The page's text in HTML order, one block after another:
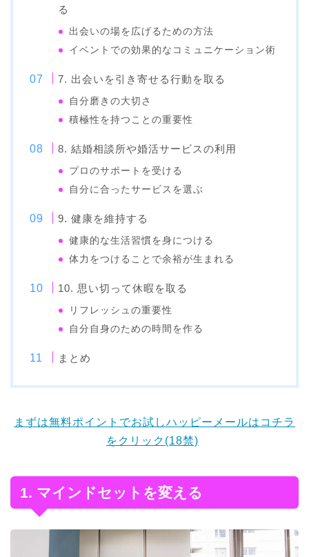
る
出会いの場を広げるための方法
イベントでの効果的なコミュニケーション術
7. 出会いを引き寄せる行動を取る
自分磨きの大切さ
積極性を持つことの重要性
8. 結婚相談所や婚活サービスの利用
プロのサポートを受ける
自分に合ったサービスを選ぶ
9. 健康を維持する
健康的な生活習慣を身につける
体力をつけることで余裕が生まれる
10. 思い切って休暇を取る
リフレッシュの重要性
自分自身のための時間を作る
まとめ
まずは無料ポイントでお試しハッピーメールはコチラ
をクリック(18禁)
1. マインドセットを変える